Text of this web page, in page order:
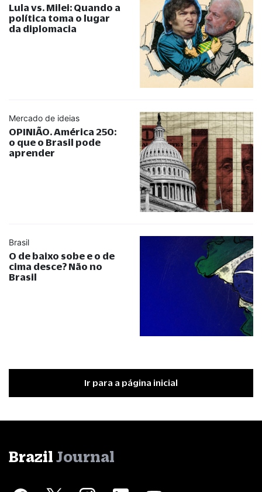
Lula vs. Milei: Quando a
política toma o lugar
da diplomacia
Mercado de ideias
OPINIÃO. América 250:
o que o Brasil pode
aprender
Brasil
O de baixo sobe e o de
cima desce? Não no
Brasil
Ir para a página inicial
Brazil Journal